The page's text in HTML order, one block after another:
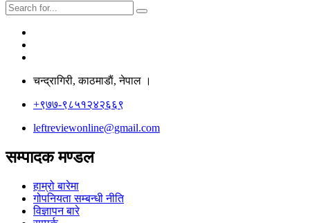
चन्द्रागिरी, काठमाडाैं, नेपाल ।
+९७७-९८५१२४२६६९
leftreviewonline@gmail.com
सम्पादक मण्डल
हाम्रो बारेमा
गोपनियता सम्बन्धी नीति
विज्ञापन बारे